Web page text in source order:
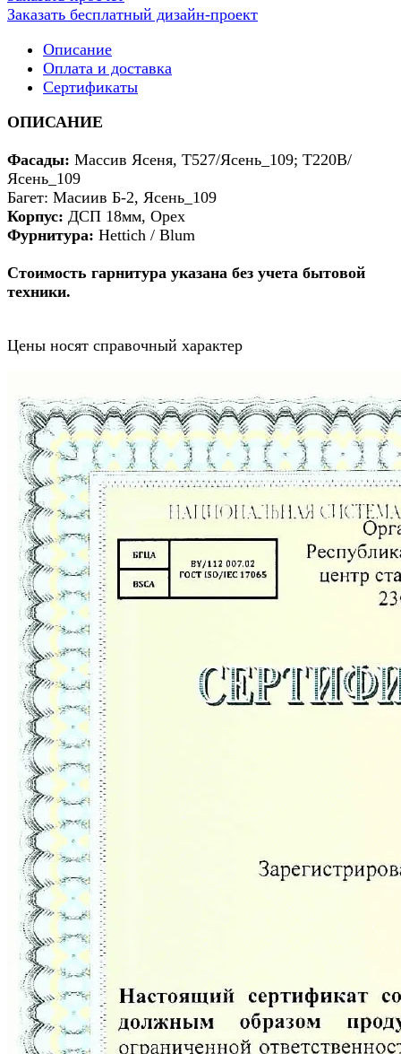
Заказать бесплатный дизайн-проект
Описание
Оплата и доставка
Сертификаты
ОПИСАНИЕ
Фасады: Массив Ясеня, Т527/Ясень_109; Т220В/
Ясень_109
Багет: Масиив Б-2, Ясень_109
Корпус: ДСП 18мм, Орех
Фурнитура: Hettich / Blum
Стоимость гарнитура указана без учета бытовой
техники.
Цены носят справочный характер